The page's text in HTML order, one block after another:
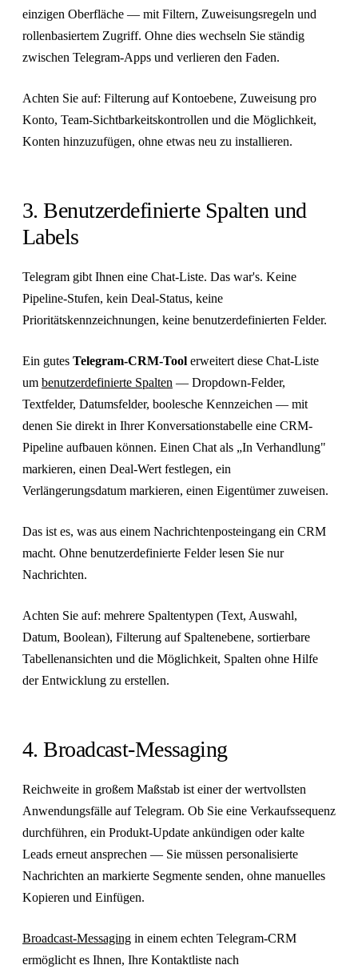
einzigen Oberfläche — mit Filtern, Zuweisungsregeln und
rollenbasiertem Zugriff. Ohne dies wechseln Sie ständig
zwischen Telegram-Apps und verlieren den Faden.
Achten Sie auf: Filterung auf Kontoebene, Zuweisung pro
Konto, Team-Sichtbarkeitskontrollen und die Möglichkeit,
Konten hinzuzufügen, ohne etwas neu zu installieren.
3. Benutzerdefinierte Spalten und
Labels
Telegram gibt Ihnen eine Chat-Liste. Das war's. Keine
Pipeline-Stufen, kein Deal-Status, keine
Prioritätskennzeichnungen, keine benutzerdefinierten Felder.
Ein gutes Telegram-CRM-Tool erweitert diese Chat-Liste
um benutzerdefinierte Spalten — Dropdown-Felder,
Textfelder, Datumsfelder, boolesche Kennzeichen — mit
denen Sie direkt in Ihrer Konversationstabelle eine CRM-
Pipeline aufbauen können. Einen Chat als „In Verhandlung"
markieren, einen Deal-Wert festlegen, ein
Verlängerungsdatum markieren, einen Eigentümer zuweisen.
Das ist es, was aus einem Nachrichtenposteingang ein CRM
macht. Ohne benutzerdefinierte Felder lesen Sie nur
Nachrichten.
Achten Sie auf: mehrere Spaltentypen (Text, Auswahl,
Datum, Boolean), Filterung auf Spaltenebene, sortierbare
Tabellenansichten und die Möglichkeit, Spalten ohne Hilfe
der Entwicklung zu erstellen.
4. Broadcast-Messaging
Reichweite in großem Maßstab ist einer der wertvollsten
Anwendungsfälle auf Telegram. Ob Sie eine Verkaufssequenz
durchführen, ein Produkt-Update ankündigen oder kalte
Leads erneut ansprechen — Sie müssen personalisierte
Nachrichten an markierte Segmente senden, ohne manuelles
Kopieren und Einfügen.
Broadcast-Messaging in einem echten Telegram-CRM
ermöglicht es Ihnen, Ihre Kontaktliste nach